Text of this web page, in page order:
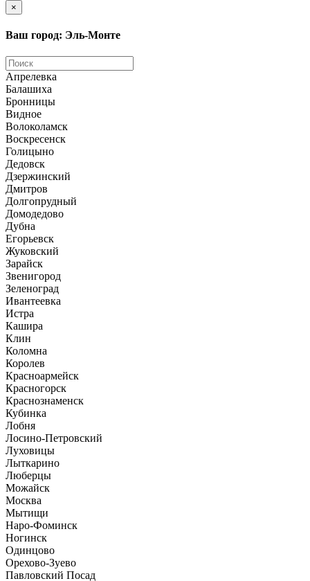
×
Ваш город: Эль-Монте
Апрелевка
Балашиха
Бронницы
Видное
Волоколамск
Воскресенск
Голицыно
Дедовск
Дзержинский
Дмитров
Долгопрудный
Домодедово
Дубна
Егорьевск
Жуковский
Зарайск
Звенигород
Зеленоград
Ивантеевка
Истра
Кашира
Клин
Коломна
Королев
Красноармейск
Красногорск
Краснознаменск
Кубинка
Лобня
Лосино-Петровский
Луховицы
Лыткарино
Люберцы
Можайск
Москва
Мытищи
Наро-Фоминск
Ногинск
Одинцово
Орехово-Зуево
Павловский Посад